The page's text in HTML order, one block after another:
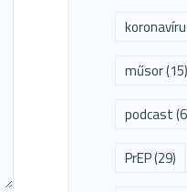
műsor(15)
podcast
PrEP(29)